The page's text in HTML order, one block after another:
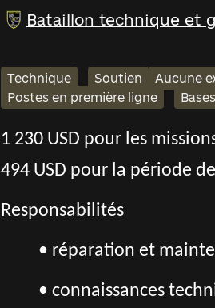
Bataillon technique et
Technique Soutien Aucune
Postes en première ligne
1 230 USD pour les
494 USD pour la période
Responsabilités
• réparation et
• connaissances